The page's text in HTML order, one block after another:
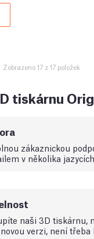
Zobrazeno 17 z 17 položek
tiskárnu
zákaznickou
v několika
naši 3D tiskárnu,
verzi, není třeba